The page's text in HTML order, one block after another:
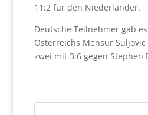
11:2 für den Niederländer.
Deutsche Teilnehmer gab
Österreichs Mensur
zwei mit 3:6 gegen Stephen